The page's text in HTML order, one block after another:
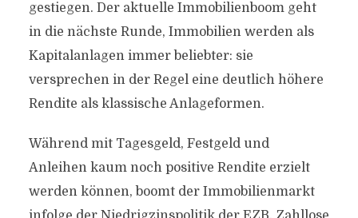
gestiegen. Der aktuelle Immobilienboom geht
in die nächste Runde, Immobilien werden als
Kapitalanlagen immer beliebter: sie
versprechen in der Regel eine deutlich höhere
Rendite als klassische Anlageformen.
Während mit Tagesgeld, Festgeld und
Anleihen kaum noch positive Rendite erzielt
werden können, boomt der Immobilienmarkt